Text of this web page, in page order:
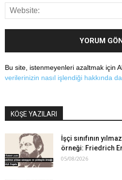
Bu site, istenmeyenleri azaltmak için
verilerinizin nasıl işlendiği hakkında
KÖŞE YAZILARI
İşçi sınıfının
örneği: Friedrich
05/08/2026